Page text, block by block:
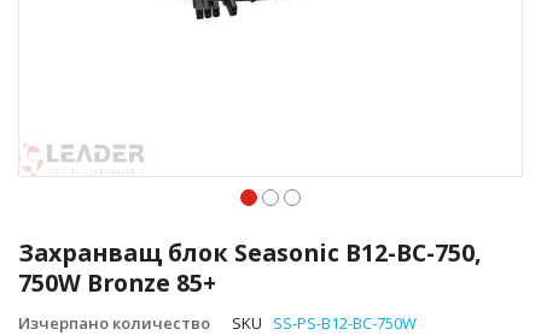
Захранващ блок Seasonic B12-BC-750,
750W Bronze 85+
Изчерпано количество SKU
SS-PS-B12-BC-750W
към
началото
на
галерия